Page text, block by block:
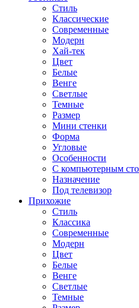
Стиль
Классические
Современные
Модерн
Хай-тек
Цвет
Белые
Венге
Светлые
Темные
Размер
Мини стенки
Форма
Угловые
Особенности
С компьютерным
Назначение
Под телевизор
Прихожие
Стиль
Классика
Современные
Модерн
Цвет
Белые
Венге
Светлые
Темные